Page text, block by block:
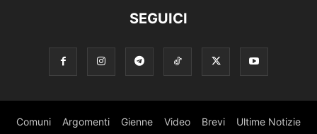
SEGUICI
Comuni Argomenti Gienne Video Brevi Ultime Notizie